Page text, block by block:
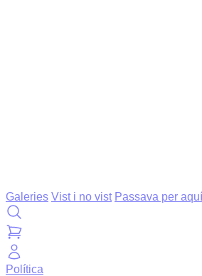
Galeries Vist i no vist Passava per aquí
Política